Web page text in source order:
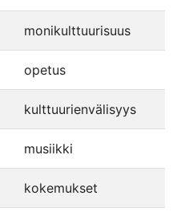
monikulttuurisuus
opetus
kulttuurienvälisyys
musiikki
kokemukset